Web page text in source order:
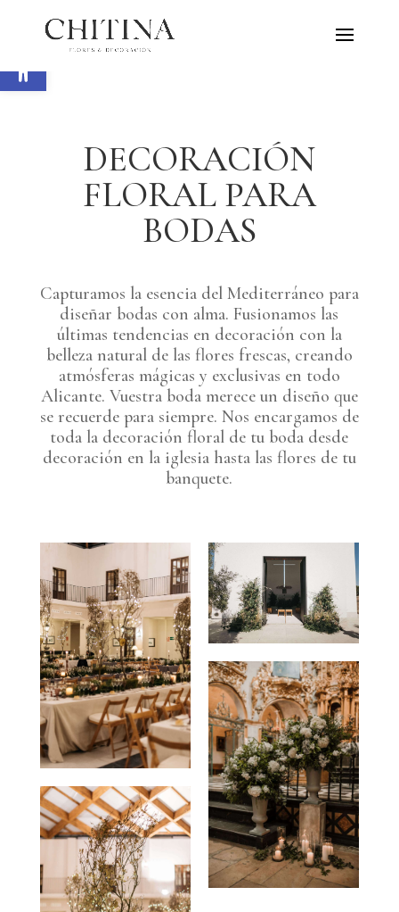
Abrir barra de herramientas
DECORACIÓN
FLORAL PARA
BODAS
Capturamos la esencia del Mediterráneo para
diseñar bodas con alma. Fusionamos las
últimas tendencias en decoración con la
belleza natural de las flores frescas, creando
atmósferas mágicas y exclusivas en todo
Alicante. Vuestra boda merece un diseño que
se recuerde para siempre. Nos encargamos de
toda la decoración floral de tu boda desde
decoración en la iglesia hasta las flores de tu
banquete.